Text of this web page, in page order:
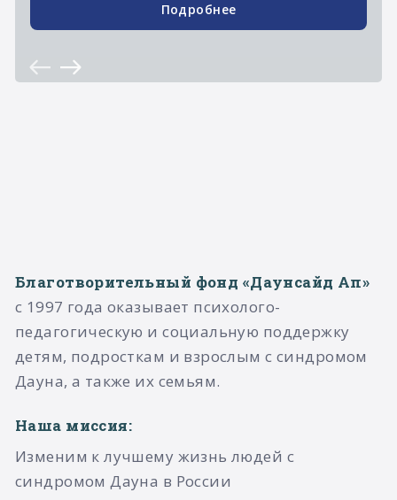
Подробнее
Благотворительный фонд «Даунсайд Ап»
с 1997 года оказывает психолого-
педагогическую и социальную поддержку
детям, подросткам и взрослым с синдромом
Дауна, а также их семьям.​
Наша миссия:
Изменим к лучшему жизнь людей с
синдромом Дауна в России